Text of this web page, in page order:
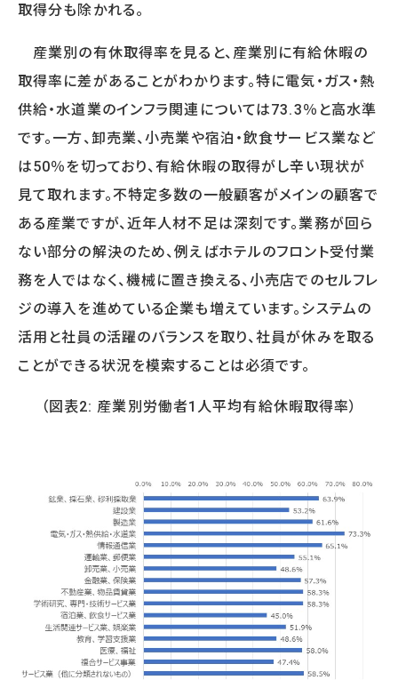
取得分も除かれる。
産業別の有休取得率を見ると、産業別に有給休暇の
取得率に差があることがわかります。特に電気・ガス・熱
供給・水道業のインフラ関連については73.3％と高水準
です。一方、卸売業、小売業や宿泊・飲食サービス業など
は50％を切っており、有給休暇の取得がし辛い現状が
見て取れます。不特定多数の一般顧客がメインの顧客で
ある産業ですが、近年人材不足は深刻です。業務が回ら
ない部分の解決のため、例えばホテルのフロント受付業
務を人ではなく、機械に置き換える、小売店でのセルフレ
ジの導入を進めている企業も増えています。システムの
活用と社員の活躍のバランスを取り、社員が休みを取る
ことができる状況を模索することは必須です。
（図表2: 産業別労働者1人平均有給休暇取得率）